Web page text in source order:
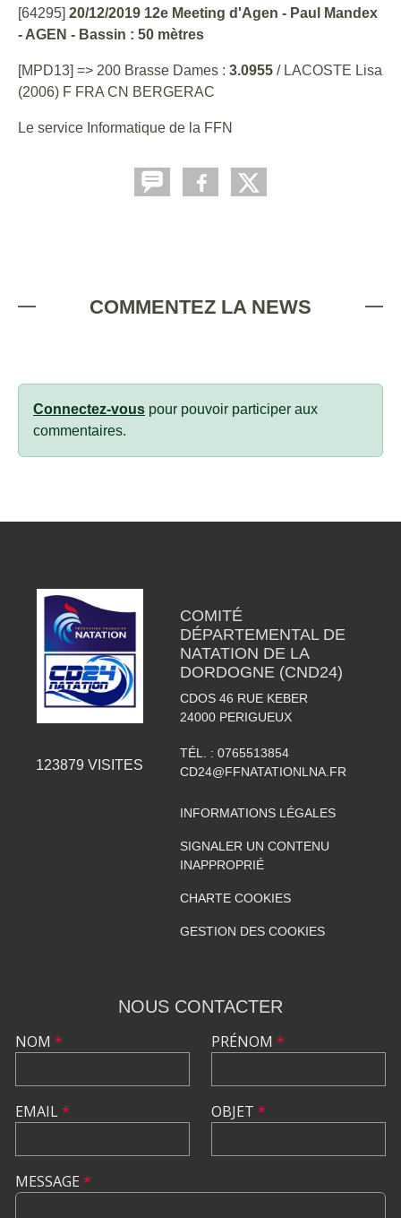
[64295] 20/12/2019 12e Meeting d'Agen - Paul Mandex
- AGEN - Bassin : 50 mètres
[MPD13] => 200 Brasse Dames : 3.0955 / LACOSTE Lisa
(2006) F FRA CN BERGERAC
Le service Informatique de la FFN
COMMENTEZ LA NEWS
Connectez-vous pour pouvoir participer aux
commentaires.
123879 VISITES
COMITÉ
DÉPARTEMENTAL DE
NATATION DE LA
DORDOGNE (CND24)
CDOS 46 RUE KEBER
24000 PERIGUEUX
TÉL. : 0765513854
CD24@FFNATATIONLNA.FR
INFORMATIONS LÉGALES
SIGNALER UN CONTENU
INAPPROPRIÉ
CHARTE COOKIES
GESTION DES COOKIES
NOUS CONTACTER
NOM *
EMAIL*
PRÉNOM *
OBJET *
MESSAGE *